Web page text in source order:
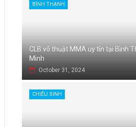
BÌNH THẠNH
CLB võ thuật MMA uy tín tại Bình
Minh
October 31, 2024
CHIÊU SINH